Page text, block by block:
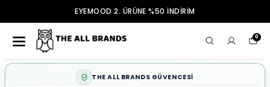
EYEMOOD 2. ÜRÜNE %50 İNDİRİM
0
THE ALL BRANDS GÜVENCESİ